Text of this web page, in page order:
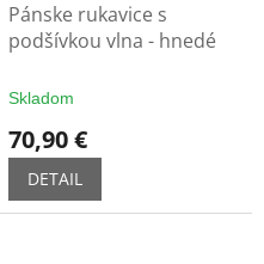
Pánske rukavice s
podšívkou vlna - hnedé
Skladom
70,90 €
DETAIL